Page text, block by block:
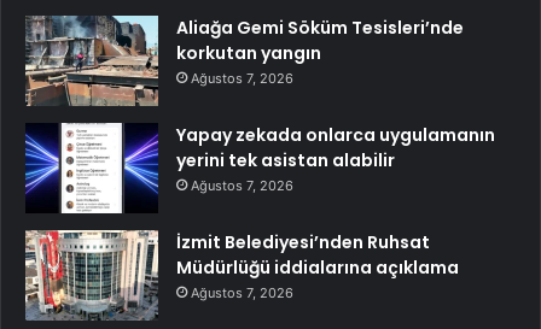
Aliağa Gemi Söküm Tesisleri’nde
korkutan yangın
Ağustos 7, 2026
Yapay zekada onlarca uygulamanın
yerini tek asistan alabilir
Ağustos 7, 2026
İzmit Belediyesi’nden Ruhsat
Müdürlüğü iddialarına açıklama
Ağustos 7, 2026